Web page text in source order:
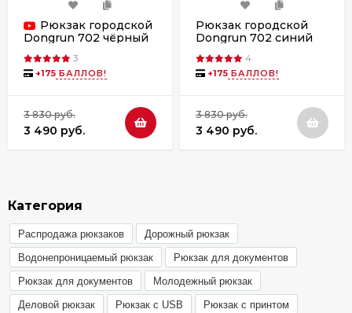
Рюкзак городской
Dongrun 702 чёрный
3
+175 БАЛЛОВ!
3 830 руб.
3 490 руб.
Рюкзак городской
Dongrun 702 синий
4
+175 БАЛЛОВ!
3 830 руб.
3 490 руб.
Категория
Распродажа рюкзаков
Дорожный рюкзак
Водонепроницаемый рюкзак
Рюкзак для документов
Рюкзак для документов
Молодежный рюкзак
Деловой рюкзак
Рюкзак с USB
Рюкзак с принтом